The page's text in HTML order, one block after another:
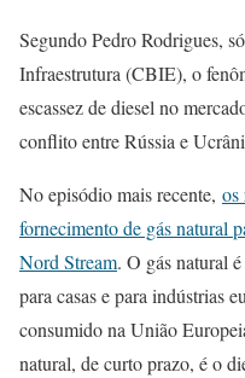
Segundo Pedro Rodrigues,
Infraestrutura (CBIE), o
escassez de diesel no
conflito entre Rússia e
No episódio mais recente, os
fornecimento de gás natural
Nord Stream. O gás natural
para casas e para indústrias
consumido na União
natural, de curto prazo, é o